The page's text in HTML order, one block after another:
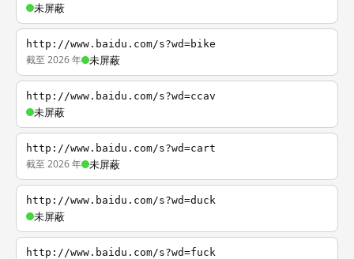
未屏蔽
http://www.baidu.com/s?wd=bike
截至 2026 年 未屏蔽
http://www.baidu.com/s?wd=ccav
未屏蔽
http://www.baidu.com/s?wd=cart
截至 2026 年 未屏蔽
http://www.baidu.com/s?wd=duck
未屏蔽
http://www.baidu.com/s?wd=fuck